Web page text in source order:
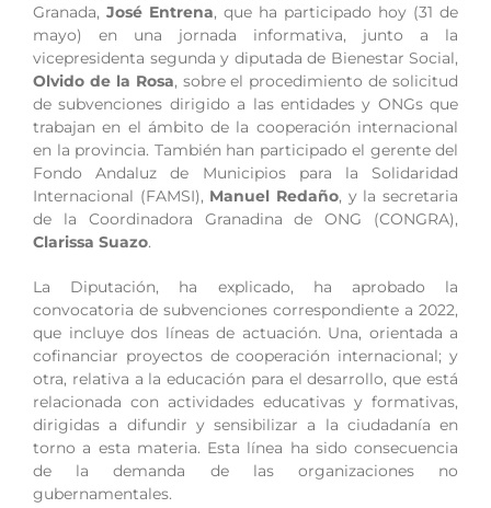
Granada, José Entrena, que ha participado hoy (31 de
mayo) en una jornada informativa, junto a la
vicepresidenta segunda y diputada de Bienestar Social,
Olvido de la Rosa, sobre el procedimiento de solicitud
de subvenciones dirigido a las entidades y ONGs que
trabajan en el ámbito de la cooperación internacional
en la provincia. También han participado el gerente del
Fondo Andaluz de Municipios para la Solidaridad
Internacional (FAMSI), Manuel Redaño, y la secretaria
de la Coordinadora Granadina de ONG (CONGRA),
Clarissa Suazo.
La Diputación, ha explicado, ha aprobado la
convocatoria de subvenciones correspondiente a 2022,
que incluye dos líneas de actuación. Una, orientada a
cofinanciar proyectos de cooperación internacional; y
otra, relativa a la educación para el desarrollo, que está
relacionada con actividades educativas y formativas,
dirigidas a difundir y sensibilizar a la ciudadanía en
torno a esta materia. Esta línea ha sido consecuencia
de la demanda de las organizaciones no
gubernamentales.